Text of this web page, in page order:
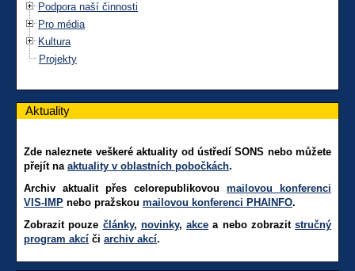
Podpora naší činnosti
Pro média
Kultura
Projekty
Aktuality
Zde naleznete veškeré aktuality od ústředí SONS nebo můžete
přejít na aktuality v oblastních pobočkách.
Archiv aktualit přes celorepublikovou mailovou konferenci
VIS-IMP nebo pražskou mailovou konferenci PHAINFO.
Zobrazit pouze články, novinky, akce a nebo zobrazit stručný
program akcí či archiv akcí.